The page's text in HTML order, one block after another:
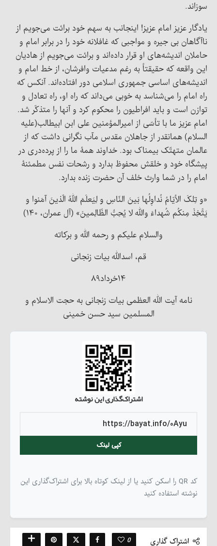
سوزاند.
یادگار عزیز امام عزیز! اینجانب به سهم خود برائت می‌جویم از
ناآگاهان بی جیره و مواجبی که غافلانه خود را در برابر امام و
حاملان اندیشه‌های او قرار داده‌اند و برائت می‌جویم از هادیان
این واقعه که حقیقتاً به رغم مدعیات وافرشان، از خط امام و
اندیشه‌های اساسی جمهوری اسلامی دور افتاده‌اند. آنکس که
راه امام را می‌شناسد به خوبی می‌داند که راه او، راه تعادل و
توازن است و باید افراطیون را محکوم کرد و آنها را متذکّر شد.
امام عزیز ما با تأسّی از امیرالمؤمنین علی ابن ابیطالب(علیه
السلام) همانقدر از جاهلان مقدس مآب نگرانی داشت که از
عالمان متهتّک بیمناک بود. خداوند همۀ ما را از پرده‌دری در
پیشگاه خود و خلقش محفوظ بدارد و رشحات نفس مطمئنۀ
امام را در شما وارث خلف آن حضرت زنده بدارد.
«و تِلکَ الأیّامُ نُداوِلُها بَینَ النّاسِ و لِیَعلَمَ اللهُ الّذینَ آمَنوا و
یَتَّخِذَ مِنکُم شُهداءَ والله لا یُحِبُّ الظّالِمینَ» (آل عمران، ۱۴۰)
والسلام علیکم و رحمه الله و برکاته
قم، اسدالله بیات زنجانی
۱۴خرداد۸۹
نامه آیت الله العظمی بیات زنجانی به حجت الاسلام و
المسلمین سید حسن خمینی
اشتراک‌گذاری این نوشته
کپی لینک
کد QR را اسکن کنید یا از لینک کوتاه بالا برای اشتراک‌گذاری این
نوشته استفاده کنید
اشتراک گذاری 0